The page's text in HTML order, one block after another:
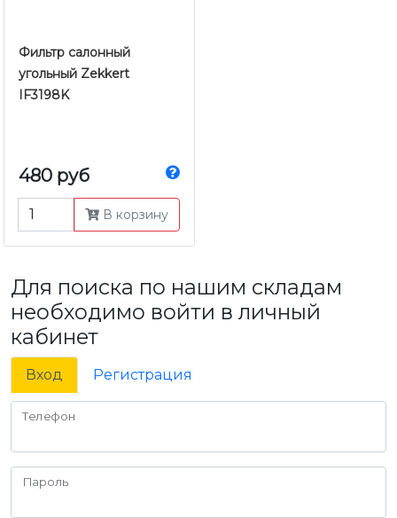
Фильтр салонный
угольный Zekkert
IF3198K
480 руб
В корзину
Для поиска по нашим складам
необходимо войти в личный
кабинет
Вход Регистрация
Телефон
Пароль